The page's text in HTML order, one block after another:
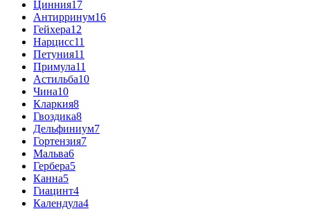
Цинния17
Антирринум16
Гейхера12
Нарцисс11
Петуния11
Примула11
Астильба10
Чина10
Кларкия8
Гвоздика8
Дельфиниум7
Гортензия7
Мальва6
Гербера5
Канна5
Гиацинт4
Календула4